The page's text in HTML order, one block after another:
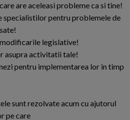
are aceleasi probleme ca si tine!
specialistilor pentru problemele de
legislative!
asupra activitatii tale!
pentru implementarea lor in timp
sunt rezolvate acum cu ajutorul
pe care